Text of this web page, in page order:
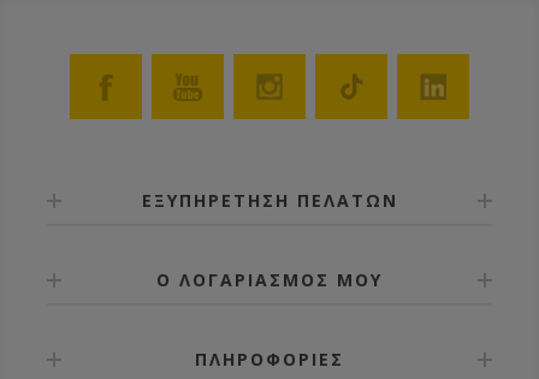
ΕΞΥΠΗΡΕΤΗΣΗ ΠΕΛΑΤΩΝ
Ο ΛΟΓΑΡΙΑΣΜΟΣ ΜΟΥ
ΠΛΗΡΟΦΟΡΙΕΣ